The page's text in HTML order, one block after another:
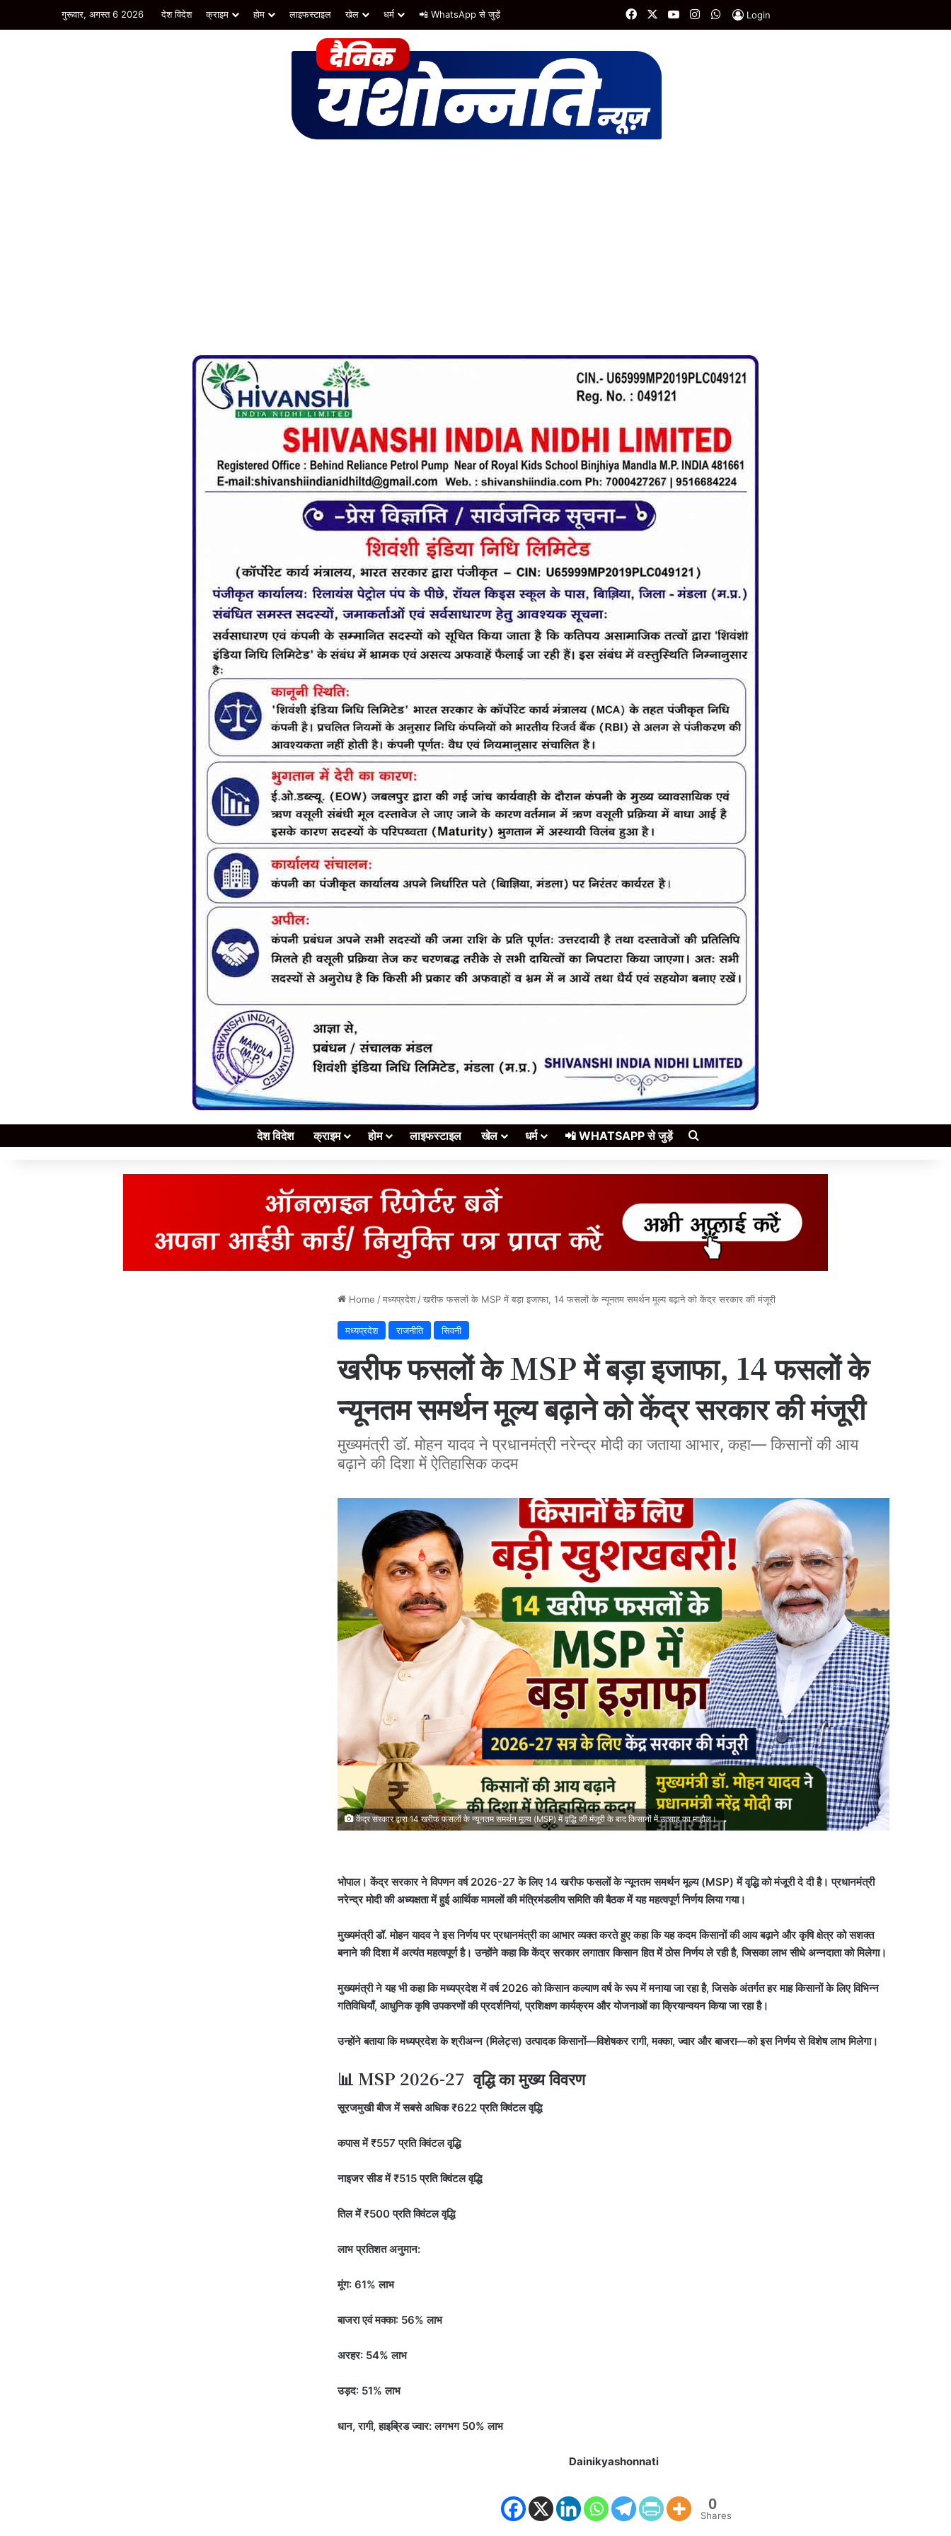
गुरूवार, अगस्त 6 2026 देश विदेश क्राइम होम लाइफस्टाइल खेल धर्म 📲 WhatsApp से जुड़ें FacebookYouTubeInstagram
WhatsApp
Login
देश विदेश क्राइम होम लाइफस्टाइल खेल धर्म 📲 WHATSAPP से जुड़ें Search for
Home /मध्यप्रदेश /खरीफ फसलों के MSP में बड़ा इजाफा, 14 फसलों के न्यूनतम समर्थन मूल्य बढ़ाने को केंद्र सरकार की मंजूरी
मध्यप्रदेश राजनीति सिवनी
खरीफ फसलों के MSP में बड़ा इजाफा, 14 फसलों के
न्यूनतम समर्थन मूल्य बढ़ाने को केंद्र सरकार की मंजूरी
मुख्यमंत्री डॉ. मोहन यादव ने प्रधानमंत्री नरेन्द्र मोदी का जताया आभार, कहा— किसानों की आय
बढ़ाने की दिशा में ऐतिहासिक कदम
केंद्र सरकार द्वारा 14 खरीफ फसलों के न्यूनतम समर्थन मूल्य (MSP) में वृद्धि की मंजूरी के बाद किसानों में उत्साह का माहौल।
भोपाल। केंद्र सरकार ने विपणन वर्ष 2026-27 के लिए 14 खरीफ फसलों के न्यूनतम समर्थन मूल्य (MSP) में वृद्धि को मंजूरी दे दी है। प्रधानमंत्री
नरेन्द्र मोदी की अध्यक्षता में हुई आर्थिक मामलों की मंत्रिमंडलीय समिति की बैठक में यह महत्वपूर्ण निर्णय लिया गया।
मुख्यमंत्री डॉ. मोहन यादव ने इस निर्णय पर प्रधानमंत्री का आभार व्यक्त करते हुए कहा कि यह कदम किसानों की आय बढ़ाने और कृषि क्षेत्र को सशक्त
बनाने की दिशा में अत्यंत महत्वपूर्ण है। उन्होंने कहा कि केंद्र सरकार लगातार किसान हित में ठोस निर्णय ले रही है, जिसका लाभ सीधे अन्नदाता को मिलेगा।
मुख्यमंत्री ने यह भी कहा कि मध्यप्रदेश में वर्ष 2026 को किसान कल्याण वर्ष के रूप में मनाया जा रहा है, जिसके अंतर्गत हर माह किसानों के लिए विभिन्न
गतिविधियाँ, आधुनिक कृषि उपकरणों की प्रदर्शनियां, प्रशिक्षण कार्यक्रम और योजनाओं का क्रियान्वयन किया जा रहा है।
उन्होंने बताया कि मध्यप्रदेश के श्रीअन्न (मिलेट्स) उत्पादक किसानों—विशेषकर रागी, मक्का, ज्वार और बाजरा—को इस निर्णय से विशेष लाभ मिलेगा।
📊 MSP 2026-27 वृद्धि का मुख्य विवरण
सूरजमुखी बीज में सबसे अधिक ₹622 प्रति क्विंटल वृद्धि
कपास में ₹557 प्रति क्विंटल वृद्धि
नाइजर सीड में ₹515 प्रति क्विंटल वृद्धि
तिल में ₹500 प्रति क्विंटल वृद्धि
लाभ प्रतिशत अनुमान:
मूंग: 61% लाभ
बाजरा एवं मक्का: 56% लाभ
अरहर: 54% लाभ
उड़द: 51% लाभ
धान, रागी, हाइब्रिड ज्वार: लगभग 50% लाभ
Dainikyashonnati
0
Shares